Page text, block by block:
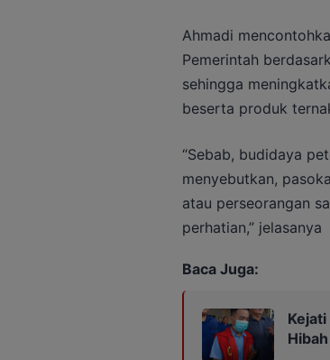
Ahmadi
Pemerintah
sehingga
beserta produk
“Sebab, budidaya
menyebutkan,
atau perseorangan
perhatian,” jelasanya
Baca Juga: